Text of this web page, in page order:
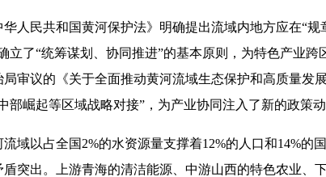
民共和国黄河保护法》明确提出流域内地方应在“规
立了“统筹谋划、协同推进”的基本原则，为特色产业跨
局审议的《关于全面推动黄河流域生态保护和高质量发
部崛起等区域战略对接”，为产业协同注入了新的政策动
以占全国2%的水资源量支撑着12%的人口和14%的
突出。上游青海的清洁能源、中游山西的特色农业、